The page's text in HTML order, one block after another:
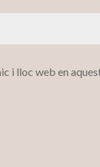
i lloc web en